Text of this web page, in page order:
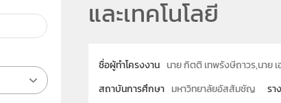
และเทคโนโลยี
ชื่อผู้ทำโครงงาน นาย กิตติ เทพรังษีถาวร,นาย
สถาบันการศึกษา มหาวิทยาลัยอัสสัมชัญ รา